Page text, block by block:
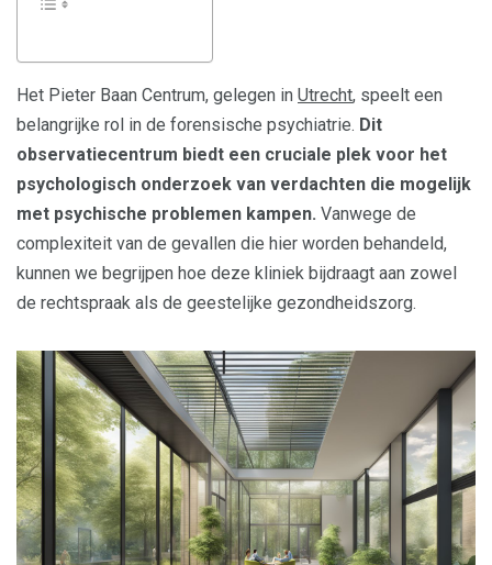
Het Pieter Baan Centrum, gelegen in Utrecht, speelt een
belangrijke rol in de forensische psychiatrie. Dit
observatiecentrum biedt een cruciale plek voor het
psychologisch onderzoek van verdachten die mogelijk
met psychische problemen kampen. Vanwege de
complexiteit van de gevallen die hier worden behandeld,
kunnen we begrijpen hoe deze kliniek bijdraagt aan zowel
de rechtspraak als de geestelijke gezondheidszorg.